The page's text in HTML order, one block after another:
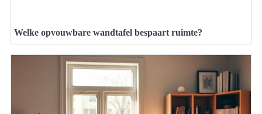
Welke opvouwbare wandtafel bespaart ruimte?